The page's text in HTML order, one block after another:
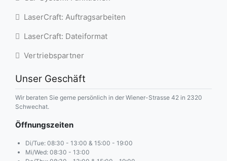
LaserCraft: Auftragsarbeiten
LaserCraft: Dateiformat
Vertriebspartner
Unser Geschäft
Wir beraten Sie gerne persönlich in der Wiener-Strasse 42 in 2320
Schwechat.
Öffnungszeiten
Di/Tue: 08:30 - 13:00 & 15:00 - 19:00
Mi/Wed: 08:30 - 13:00